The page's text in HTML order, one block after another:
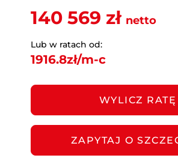
JAECOO
OMODA
LEVC
Samochody
Używane
140 569 zł netto
Lub w ratach od:
1916.8zł/m-c
WYLICZ RATĘ
ZAPYTAJ O